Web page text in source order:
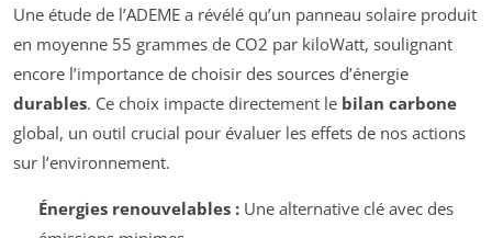
Une étude de l’ADEME a révélé qu’un panneau solaire produit
en moyenne 55 grammes de CO2 par kiloWatt, soulignant
encore l’importance de choisir des sources d’énergie
durables. Ce choix impacte directement le bilan carbone
global, un outil crucial pour évaluer les effets de nos actions
sur l’environnement.
Énergies renouvelables :Une alternative clé avec des